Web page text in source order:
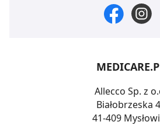
Allecco Sp. z
Białobrzeska
41-409